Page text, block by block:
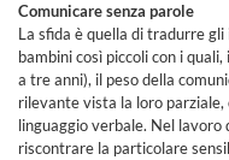
Comunicare senza parole
La sfida è quella di tradurre
bambini così piccoli con i
a tre anni), il peso della
rilevante vista la loro parziale,
linguaggio verbale. Nel
riscontrare la particolare